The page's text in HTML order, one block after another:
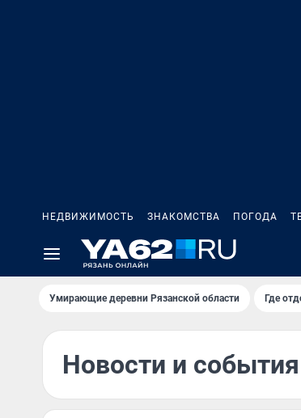
НЕДВИЖИМОСТЬ ЗНАКОМСТВА ПОГОДА
Умирающие деревни Рязанской области Где
Новости и